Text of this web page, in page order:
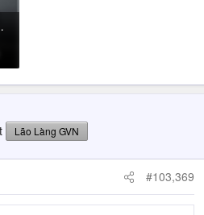
Lão Làng GVN
#103,369